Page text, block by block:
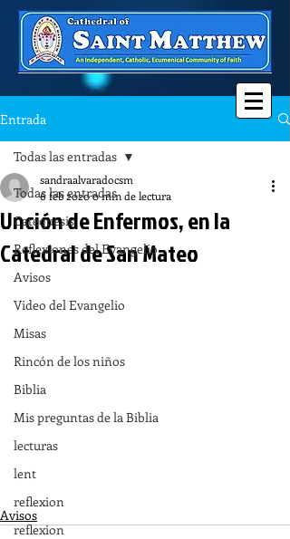
Entrada
Todas las entradas
Catequesis
Reflexiones del Evangelio
Avisos
Video del Evangelio
Misas
Rincón de los niños
Biblia
Mis preguntas de la Biblia
lecturas
lent
reflexion
reflexion
Todas las entradas
Unción de Enfermos, en la
Catedral de San Mateo
sandraalvaradocsm
6 feb 20200 min de lectura
Avisos